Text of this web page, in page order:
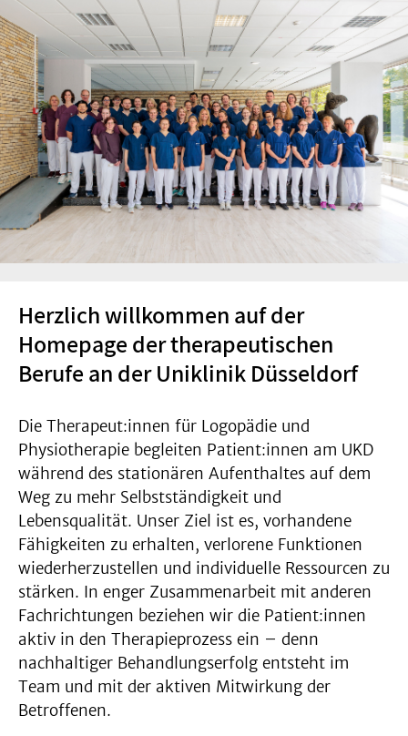
Herzlich willkommen auf der
Homepage der therapeutischen
Berufe an der Uniklinik Düsseldorf
Die Therapeut:innen für Logopädie und
Physiotherapie begleiten Patient:innen am UKD
während des stationären Aufenthaltes auf dem
Weg zu mehr Selbstständigkeit und
Lebensqualität. Unser Ziel ist es, vorhandene
Fähigkeiten zu erhalten, verlorene Funktionen
wiederherzustellen und individuelle Ressourcen zu
stärken. In enger Zusammenarbeit mit anderen
Fachrichtungen beziehen wir die Patient:innen
aktiv in den Therapieprozess ein – denn
nachhaltiger Behandlungserfolg entsteht im
Team und mit der aktiven Mitwirkung der
Betroffenen.